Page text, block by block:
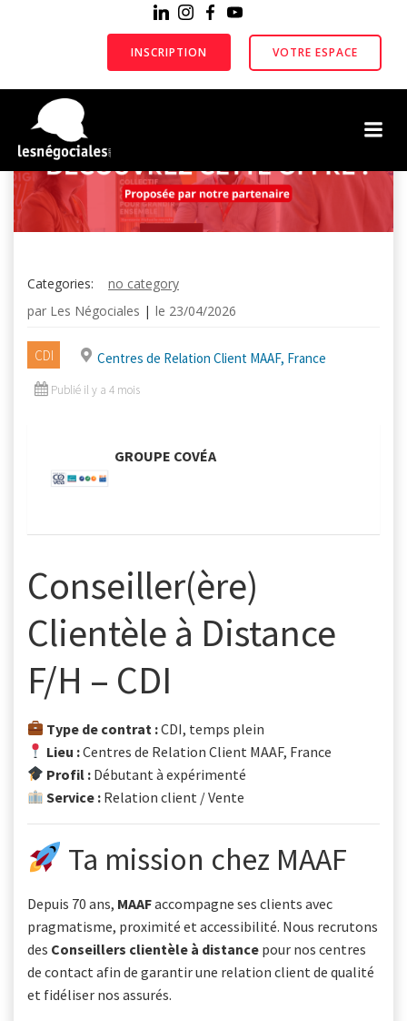
Aller
au
contenu
INSCRIPTION VOTRE ESPACE
Categories:
no category
par Les Négociales | le 23/04/2026
CDI Centres de Relation Client MAAF, France
Publié il y a 4 mois
- GROUPE COVÉA
Conseiller(ère)
Clientèle à Distance
F/H – CDI
Type de contrat :CDI, temps plein
Lieu :Centres de Relation Client MAAF, France
Profil : Débutant à expérimenté
Service : Relation client / Vente
Ta mission chez MAAF
Depuis 70 ans, MAAFaccompagne ses clients avec
pragmatisme, proximité et accessibilité. Nous recrutons
des Conseillers clientèle à distance pour nos centres
de contact afin de garantir une relation client de qualité
et fidéliser nos assurés.